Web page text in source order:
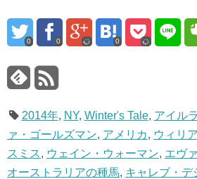
0 0 0
2014年, NY, Winter's Tale, アイル
ァ・ゴールズマン, アメリカ, ウィリ
スミス, ウェイン・ウォーマン, エヴ
オーストラリアの種馬, キャレブ・デ